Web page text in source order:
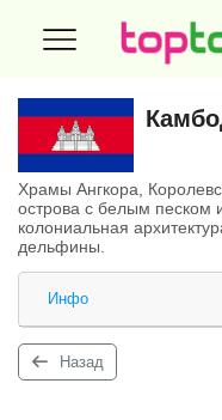
Храмы Ангкора,
острова с белым
колониальная
дельфины.
Инфо
Назад